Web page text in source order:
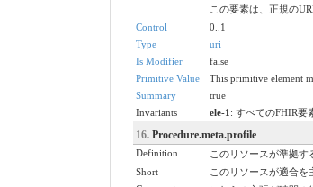
この要素は、正規の
Control
0..1
Type
uri
Is Modifier
false
Primitive Value
This primitive element
Summary
true
Invariants
ele-1 : すべてのFHIR要
16. Procedure.meta.profile
Definition このリソースが準拠す
Short
このリソースが適合を